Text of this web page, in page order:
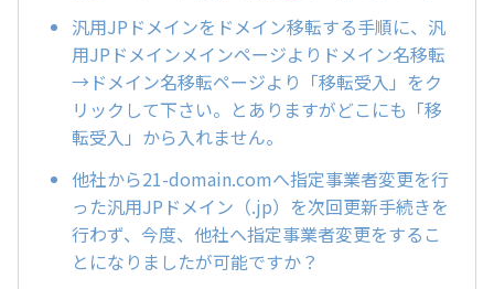
汎用JPドメインをドメイン移転する手順に、汎
用JPドメインメインページよりドメイン名移転
→ドメイン名移転ページより「移転受入」をク
リックして下さい。とありますがどこにも「移
転受入」から入れません。
他社から21-domain.comへ指定事業者変更を行
った汎用JPドメイン（.jp）を次回更新手続きを
行わず、今度、他社へ指定事業者変更をするこ
とになりましたが可能ですか？